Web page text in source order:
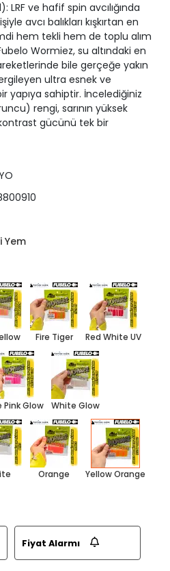
LRF ve hafif spin avcılığında
avcı balıkları kışkırtan en
hem tekli hem de toplu alım
Wormiez, su altındaki en
bile gerçeğe yakın
ultra esnek ve
yapıya sahiptir. İncelediğiniz
rengi, sarının yüksek
gücünü tek bir
Yem
Fire Tiger Red White UV
Pink Glow White Glow
Orange Yellow Orange
Fiyat Alarmı